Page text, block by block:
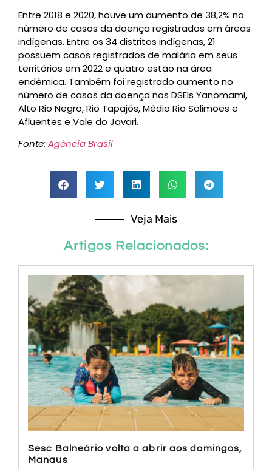
Entre 2018 e 2020, houve um aumento de 38,2% no
número de casos da doença registrados em áreas
indígenas. Entre os 34 distritos indígenas, 21
possuem casos registrados de malária em seus
territórios em 2022 e quatro estão na área
endêmica. Também foi registrado aumento no
número de casos da doença nos DSEIs Yanomami,
Alto Rio Negro, Rio Tapajós, Médio Rio Solimões e
Afluentes e Vale do Javari.
Fonte: Agência Brasil
Veja Mais
Artigos Relacionados:
Sesc Balneário volta a abrir aos domingos,
Manaus